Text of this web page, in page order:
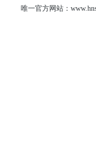
唯一官方网站：